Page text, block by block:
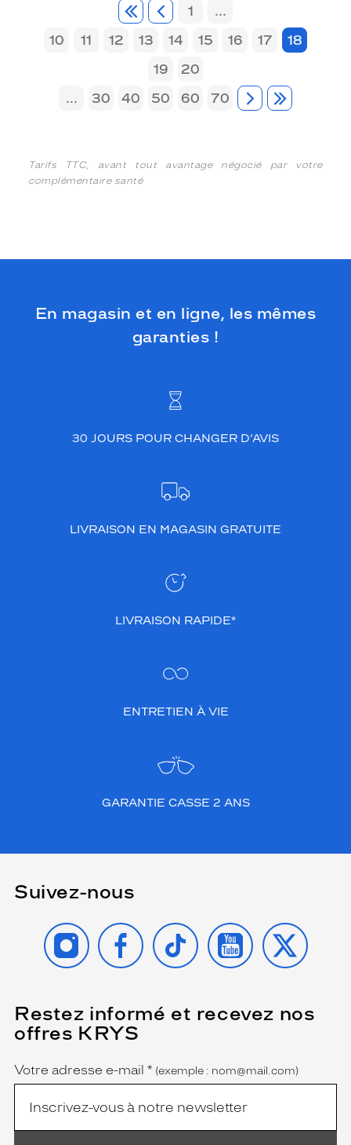
1
...
10
11 12 13 14 15 16 17
18
19
20
...
30 40 50 60 70
Tarifs TTC, avant tout avantage négocié par votre
complémentaire santé
En magasin et en ligne, les mêmes
garanties !
30 JOURS POUR CHANGER D’AVIS
LIVRAISON EN MAGASIN GRATUITE
LIVRAISON RAPIDE*
ENTRETIEN À VIE
GARANTIE CASSE 2 ANS
Suivez-nous
INSTAGRAMFACEBOOK
TIKTOK YOUTUBE
X
Restez informé et recevez nos
offres KRYS
Name
Votre adresse e-mail *
(Ce
champ
est
obligatoire)
(exemple : nom@mail.com)